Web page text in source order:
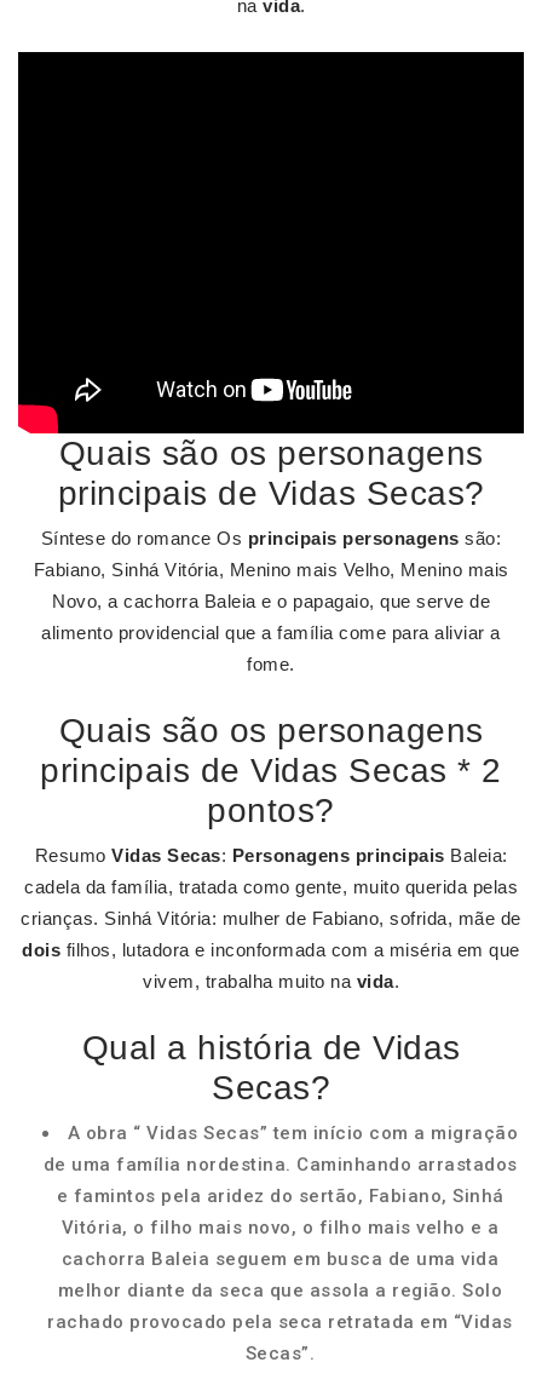
na vida.
Quais são os personagens
principais de Vidas Secas?
Síntese do romance Os principais personagens são:
Fabiano, Sinhá Vitória, Menino mais Velho, Menino mais
Novo, a cachorra Baleia e o papagaio, que serve de
alimento providencial que a família come para aliviar a
fome.
Quais são os personagens
principais de Vidas Secas * 2
pontos?
Resumo Vidas Secas: Personagens principais Baleia:
cadela da família, tratada como gente, muito querida pelas
crianças. Sinhá Vitória: mulher de Fabiano, sofrida, mãe de
dois filhos, lutadora e inconformada com a miséria em que
vivem, trabalha muito na vida.
Qual a história de Vidas
Secas?
A obra “ Vidas Secas” tem início com a migração
de uma família nordestina. Caminhando arrastados
e famintos pela aridez do sertão, Fabiano, Sinhá
Vitória, o filho mais novo, o filho mais velho e a
cachorra Baleia seguem em busca de uma vida
melhor diante da seca que assola a região. Solo
rachado provocado pela seca retratada em “Vidas
Secas”.